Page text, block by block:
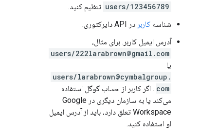
users/123456789 تنظیم کنید.
شناسه کاربر در API دایرکتوری.
آدرس ایمیل کاربر. برای مثال،
users/222larabrown@gmail.com
یا
users/larabrown@cymbalgroup.
com . اگر کاربر از حساب گوگل استفاده
می‌کند یا به سازمان دیگری در Google
Workspace تعلق دارد، باید از آدرس ایمیل
او استفاده کنید.